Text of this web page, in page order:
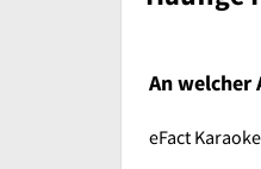
An welcher
eFact